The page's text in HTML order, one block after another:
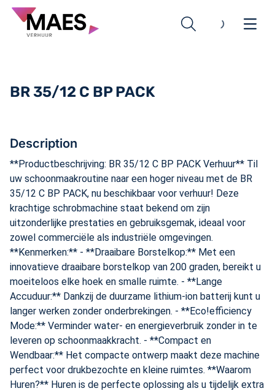
Hoogtewerkers
Leguan Spinhoogtewerkers
Elektrische Schaarliften
Avant Knikladers
Avant Knikladers
Avant Toebehoren
Kärcher Reinigingsmachines
Tapijtreinigers
Stofzuigers
Koudwater Hogedrukreinigers
Warmwater Hogedrukreinigers
Schrobmachines
Veegmachines
Grondverzetmachines
Grondverzetmachines
Verdichtingsmachines
Bouw
Bouwdrogers
Liften
Tuinmachines
Rijplaten
BR 35/12 C BP PACK
Description
**Productbeschrijving: BR 35/12 C BP PACK Verhuur** Til
uw schoonmaakroutine naar een hoger niveau met de BR
35/12 C BP PACK, nu beschikbaar voor verhuur! Deze
krachtige schrobmachine staat bekend om zijn
uitzonderlijke prestaties en gebruiksgemak, ideaal voor
zowel commerciële als industriële omgevingen.
**Kenmerken:** - **Draaibare Borstelkop:** Met een
innovatieve draaibare borstelkop van 200 graden, bereikt u
moeiteloos elke hoek en smalle ruimte. - **Lange
Accuduur:** Dankzij de duurzame lithium-ion batterij kunt u
langer werken zonder onderbrekingen. - **Eco!efficiency
Mode:** Verminder water- en energieverbruik zonder in te
leveren op schoonmaakkracht. - **Compact en
Wendbaar:** Het compacte ontwerp maakt deze machine
perfect voor drukbezochte en kleine ruimtes. **Waarom
Huren?** Huren is de perfecte oplossing als u tijdelijk extra